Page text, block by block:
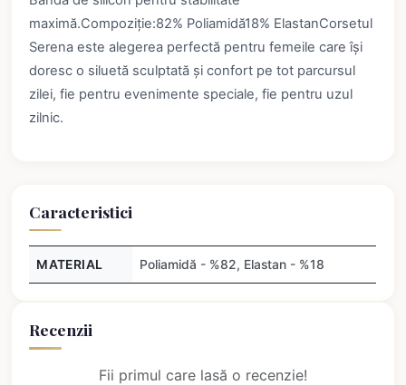
maximă.Compoziție:82% Poliamidă18% ElastanCorsetul
Serena este alegerea perfectă pentru femeile care își
doresc o siluetă sculptată și confort pe tot parcursul
zilei, fie pentru evenimente speciale, fie pentru uzul
zilnic.
Caracteristici
MATERIAL Poliamidă - %82, Elastan - %18
Recenzii
Fii primul care lasă o recenzie!